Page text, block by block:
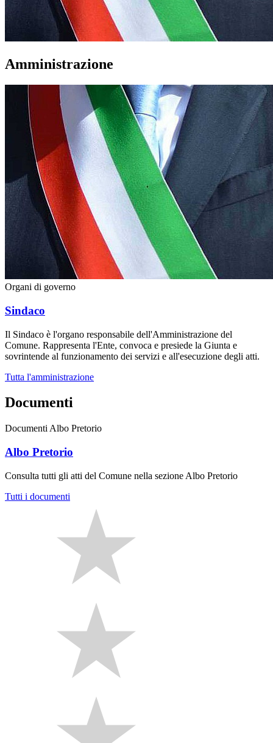
Amministrazione
Organi di governo
Sindaco
Il Sindaco è l'organo responsabile dell'Amministrazione del
Comune. Rappresenta l'Ente, convoca e presiede la Giunta e
sovrintende al funzionamento dei servizi e all'esecuzione degli atti.
Tutta l'amministrazione
Documenti
Documenti Albo Pretorio
Albo Pretorio
Consulta tutti gli atti del Comune nella sezione Albo Pretorio
Tutti i documenti